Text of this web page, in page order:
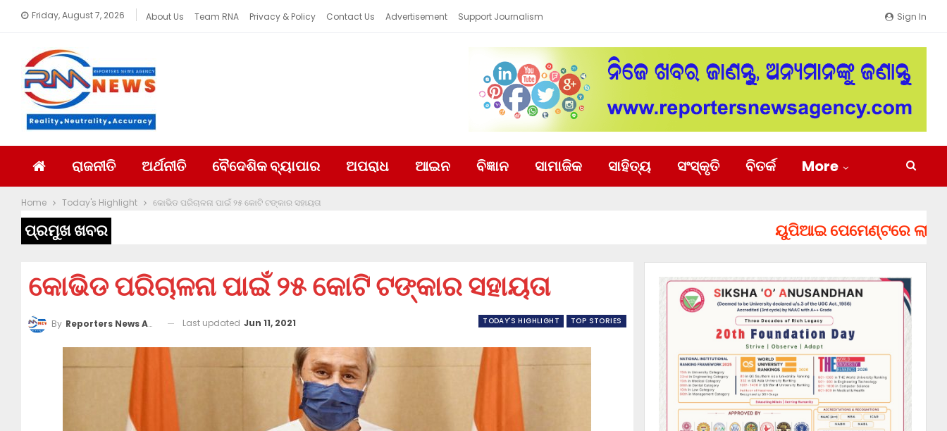
Sign In
Friday, August 7, 2026 About Us Team RNA Privacy & Policy Contact Us Advertisement Support Journalism
ରାଜନୀତି ଅର୍ଥନୀତି ବୈଦେଶିକ ବ୍ୟାପାର ଅପରାଧ ଆଇନ ବିଜ୍ଞାନ ସାମାଜିକ ସାହିତ୍ୟ ସଂସ୍କୃତି ବିତର୍କ More
Home Today's Highlight କୋଭିଡ ପରିଚାଳନା ପାଇଁ ୨୫ କୋଟି ଟଙ୍କାର ସହାୟତା
ପ୍ରମୁଖ ଖବର ୟୁପିଆଇ ପେମେଣ୍ଟରେ ଲାଗିପାରେ
କୋଭିଡ ପରିଚାଳନା ପାଇଁ ୨୫ କୋଟି ଟଙ୍କାର ସହାୟତା
TODAY'S HIGHLIGHT TOP STORIES
By Reporters News Agency Last updated Jun 11, 2021